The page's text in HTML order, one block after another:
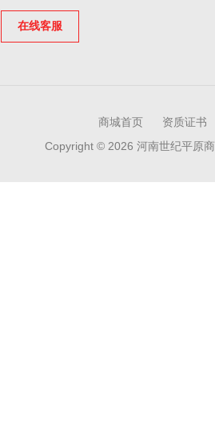
在线客服
商城首页
资质证书
Copyright © 2026 河南世纪平